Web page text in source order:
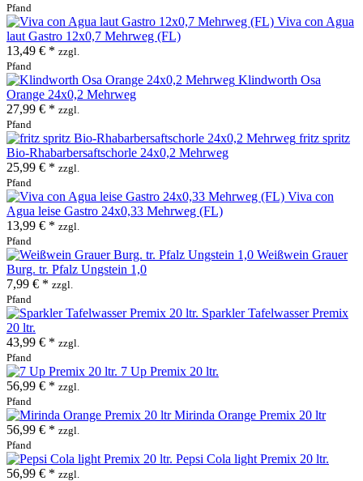
Pfand
Viva con Agua
laut Gastro 12x0,7 Mehrweg (FL)
13,49 € * zzgl.
Pfand
Klindworth Osa
Orange 24x0,2 Mehrweg
27,99 € * zzgl.
Pfand
fritz spritz
Bio-Rhabarbersaftschorle 24x0,2 Mehrweg
25,99 € * zzgl.
Pfand
Viva con
Agua leise Gastro 24x0,33 Mehrweg (FL)
13,99 € * zzgl.
Pfand
Weißwein Grauer
Burg. tr. Pfalz Ungstein 1,0
7,99 € * zzgl.
Pfand
Sparkler Tafelwasser Premix
20 ltr.
43,99 € * zzgl.
Pfand
7 Up Premix 20 ltr.
56,99 € * zzgl.
Pfand
Mirinda Orange Premix 20 ltr
56,99 € * zzgl.
Pfand
Pepsi Cola light Premix 20 ltr.
56,99 € * zzgl.